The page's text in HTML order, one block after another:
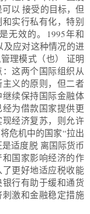
以 接受的目标，但
实行私有化，特别
无效的。1995年和
及应对这种情况的进
理模式（也） 证明
这两个国际组织从
义的原则，但二者
续保持国际金融体
为借款国家提供更
经济复苏，则允许
危机中的国家“拉出
适度脱 离国际货币
国家影响经济的作
更好地适应税收能
行有助于缓和通货
激和金融稳定措施